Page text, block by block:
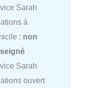
Sarah
à
: non
Sarah
ouvert